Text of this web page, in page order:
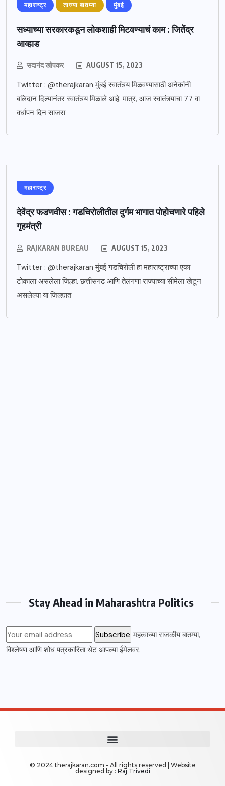
महाराष्ट्र ताज्या बातम्या मुंबई
सध्याच्या सरकारकडून लोकशाही मिटवण्याचं काम : जितेंद्र
आव्हाड
सदानंद खोपकर AUGUST 15, 2023
Twitter : @therajkaran मुंबई स्वातंत्र्य मिळवण्यासाठी अनेकांनी
बलिदान दिल्यानंतर स्वातंत्र्य मिळाले आहे. मात्र, आज स्वातंत्र्याचा 77 वा
वर्धापन दिन साजरा
महाराष्ट्र
देवेंद्र फडणवीस : गडचिरोलीतील दुर्गम भागात पोहोचणारे पहिले
गृहमंत्री
RAJKARAN BUREAU AUGUST 15, 2023
Twitter : @therajkaran मुंबई गडचिरोली हा महाराष्ट्राच्या एका
टोकाला असलेला जिल्हा. छत्तीसगढ आणि तेलंगणा राज्याच्या सीमेला खेटून
असलेल्या या जिल्ह्यात
Stay Ahead in Maharashtra Politics
महत्वाच्या राजकीय बातम्या,
विश्लेषण आणि शोध पत्रकारिता थेट आपल्या ईमेलवर.
© 2024 therajkaran.com - All rights reserved | Website
designed by : Raj Trivedi